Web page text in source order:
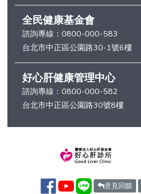
全民健康基金會
諮詢專線： 0800-000-583
台北市中正區公園路30-1號6樓
好心肝健康管理中心
諮詢專線： 0800-000-582
台北市中正區公園路30號8樓
意見回饋